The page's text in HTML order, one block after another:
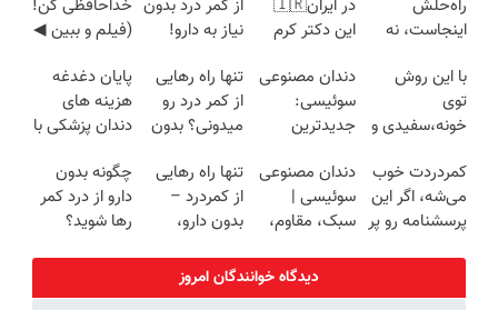
راه‌حلش
اینجاست، نه
در ایران🇮🇷
این دکتر کرم
روزه ساخت!
از کمر درد بدون
نیاز به دارو!
خداحافظی کن!
(فیلم و ببین ◀
پرکن)
با این روش
توی
خونه،سفیدی و
برگردون
(40%off)
دندان مصنوعی
سوئیسی:
جدیدترین
سبک و مقاوم |
پرداخت قسطی
تنها راه رهایی
از کمر درد رو
میدونی؟ بدون
(◂پرسش‌نامه)
پایان دغدغه
هزینه های
دندان پزشکی با
کننده خانگی
کمردردت خوب
می‌شه، اگر این
پرسشنامه رو پر
دندان مصنوعی
سوئیسی |
سبک، مقاوم،
رایگان+پرداخت
اقساطی😍
تنها راه رهایی
از کمردرد –
بدون دارو،
«فرم پر کن»
چگونه بدون
دارو از درد کمر
رها شوید؟
دیدگاه خوانندگان امروز